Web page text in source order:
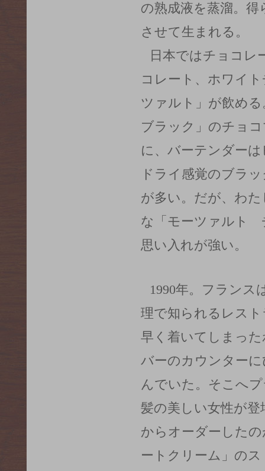
の熟成液を蒸溜。
させて生まれる。
日本ではチョコレ
コレート、ホワイ
ツァルト」が飲め
ブラック」のチョ
に、バーテンダー
ドライ感覚のブラ
が多い。だが、わ
な「モーツァルト
思い入れが強い。
1990年。フランス
理で知られるレス
早く着いてしまっ
バーのカウンター
んでいた。そこへ
髪の美しい女性が
からオーダーした
ートクリーム」の